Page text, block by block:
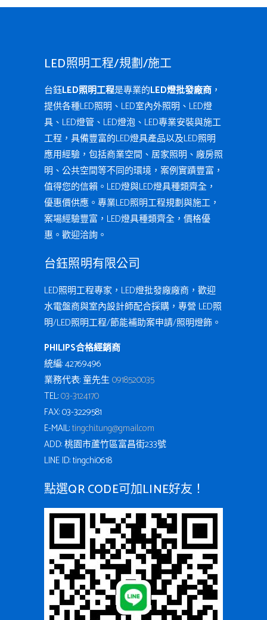
LED照明工程/規劃/施工
台鈺LED照明工程是專業的LED燈批發廠商 ，
提供各種LED照明、LED室內外照明、LED燈
具、LED燈管、LED燈泡、LED專業安裝與施工
工程，具備豐富的LED燈具產品以及LED照明
應用經驗，包括商業空間、居家照明、廠房照
明、公共空間等不同的環境，案例實蹟豐富，
值得您的信賴。LED燈與LED燈具種類齊全，
優惠價供應。專業LED照明工程規劃與施工，
案場經驗豐富，LED燈具種類齊全，價格優
惠。歡迎洽詢。
台鈺照明有限公司
LED照明工程專家，LED燈批發廠廠商，歡迎
水電盤商與室內設計師配合採購，專營 LED照
明/LED照明工程/節能補助案申請/照明燈飾。
PHILIPS合格經銷商
統編: 42769496
業務代表: 童先生0918520035
TEL:03-3124170
FAX: 03-3229581
E-MAIL:tingchi.tung@gmail.com
ADD: 桃園市蘆竹區富昌街233號
LINE ID: tingchi0618
點選QR CODE可加LINE好友！